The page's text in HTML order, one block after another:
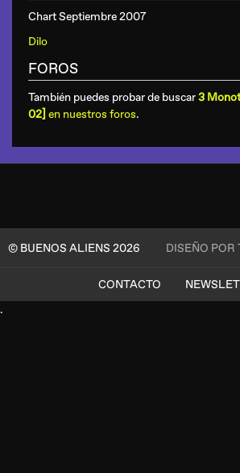
Chart Septiembre 2007
Dilo
FOROS
También puedes probar de buscar3
02] en nuestros foros.
© BUENOS ALIENS 2026 DISEÑO POR
CONTACTO
.